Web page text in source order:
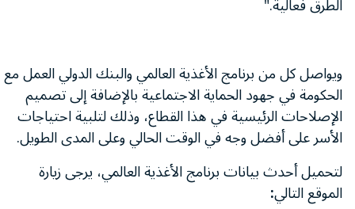
ويواصل كل من برنامج الأغذية العالمي والبنك الدولي العمل مع
الحكومة في جهود الحماية الاجتماعية بالإضافة إلى تصميم
الإصلاحات الرئيسية في هذا القطاع، وذلك لتلبية احتياجات
الأسر على أفضل وجه في الوقت الحالي وعلى المدى الطويل.
لتحميل أحدث بيانات برنامج الأغذية العالمي، يرجى زيارة
الموقع التالي: